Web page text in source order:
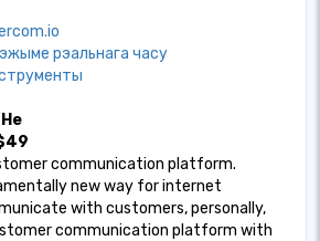
рэальнага часу
Не
communication platform.
new way for internet
with customers, personally,
communication platform with